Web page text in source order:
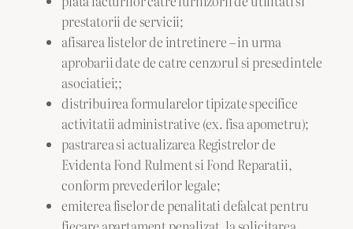
prestatorii de servicii;
afisarea listelor de intretinere – in urma
aprobarii date de catre cenzorul si presedintele
asociatiei;;
distribuirea formularelor tipizate specifice
activitatii administrative (ex. fisa apometru);
pastrarea si actualizarea Registrelor de
Evidenta Fond Rulment si Fond Reparatii,
conform prevederilor legale;
emiterea fiselor de penalitati defalcat pentru